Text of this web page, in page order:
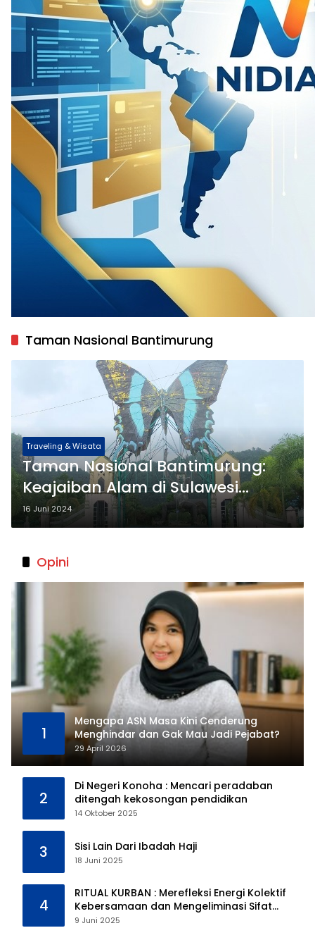
Taman Nasional Bantimurung
Traveling & Wisata
Taman Nasional Bantimurung:
Keajaiban Alam di Sulawesi
Selatan
16 Juni 2024
Opini
1
Mengapa ASN Masa Kini Cenderung
Menghindar dan Gak Mau Jadi Pejabat?
29 April 2026
2
Di Negeri Konoha : Mencari peradaban
ditengah kekosongan pendidikan
14 Oktober 2025
3 Sisi Lain Dari Ibadah Haji
18 Juni 2025
4
RITUAL KURBAN : Merefleksi Energi Kolektif
Kebersamaan dan Mengeliminasi Sifat
Kebinatangan Manusia
9 Juni 2025